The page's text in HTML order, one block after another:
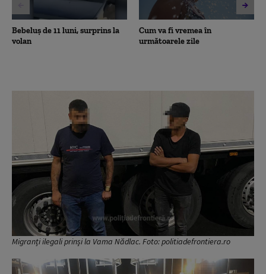
Bebeluș de 11 luni, surprins la
volan
Cum va fi vremea în
următoarele zile
Migranți ilegali prinși la Vama Nădlac. Foto: politiadefrontiera.ro